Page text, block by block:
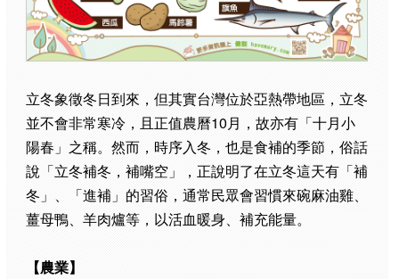
立冬象徵冬日到來，但其實台灣位於亞熱帶地區，立冬
並不會非常寒冷，且正值農曆10月，故亦有「十月小
陽春」之稱。然而，時序入冬，也是食補的季節，俗話
說「立冬補冬，補嘴空」，正說明了在立冬這天有「補
冬」、「進補」的習俗，通常民眾會習慣來碗麻油雞、
薑母鴨、羊肉爐等，以活血暖身、補充能量。
【農業】